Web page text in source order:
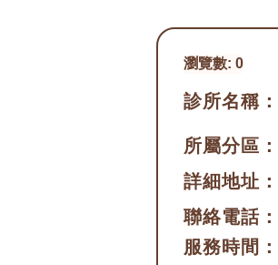
瀏覽數: 0
診所名稱：
所屬分區：
詳細地址：
聯絡電話：
服務時間：